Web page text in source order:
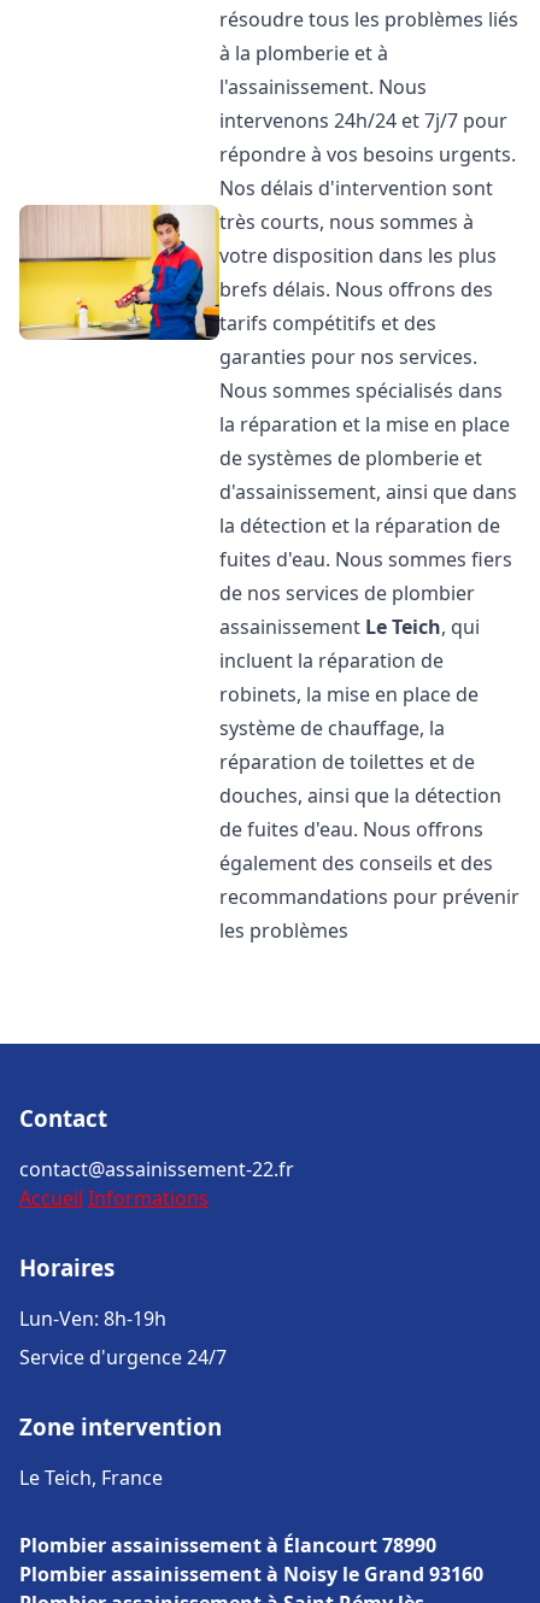
résoudre tous les problèmes liés
à la plomberie et à
l'assainissement. Nous
intervenons 24h/24 et 7j/7 pour
répondre à vos besoins urgents.
Nos délais d'intervention sont
très courts, nous sommes à
votre disposition dans les plus
brefs délais. Nous offrons des
tarifs compétitifs et des
garanties pour nos services.
Nous sommes spécialisés dans
la réparation et la mise en place
de systèmes de plomberie et
d'assainissement, ainsi que dans
la détection et la réparation de
fuites d'eau. Nous sommes fiers
de nos services de plombier
assainissement Le Teich, qui
incluent la réparation de
robinets, la mise en place de
système de chauffage, la
réparation de toilettes et de
douches, ainsi que la détection
de fuites d'eau. Nous offrons
également des conseils et des
recommandations pour prévenir
les problèmes
Contact
contact@assainissement-22.fr
Accueil Informations
Horaires
Lun-Ven: 8h-19h
Service d'urgence 24/7
Zone intervention
Le Teich, France
Plombier assainissement à Élancourt 78990
Plombier assainissement à Noisy le Grand 93160